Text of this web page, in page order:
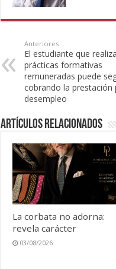
Anteriores
El estudiante que realiza
prácticas formativas
remuneradas puede
cobrando la prestación
desempleo
Artículos Relacionados
La corbata no adorna:
revela carácter
03/08/2026